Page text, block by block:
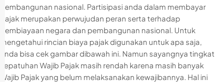
pembangunan nasional. Partisipasi anda dalam membayar
pajak merupakan perwujudan peran serta terhadap
pembiayaan negara dan pembangunan nasional. Untuk
mengetahui rincian biaya pajak digunakan untuk apa saja,
anda bisa cek gambar dibawah ini. Namun sayangnya tingkat
kepatuhan Wajib Pajak masih rendah karena masih banyak
Wajib Pajak yang belum melaksanakan kewajibannya. Hal ini